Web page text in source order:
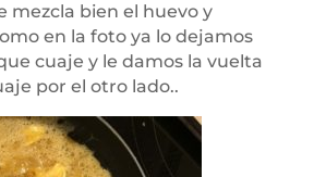
mezcla bien el huevo y
en la foto ya lo dejamos
cuaje y le damos la vuelta
por el otro lado..